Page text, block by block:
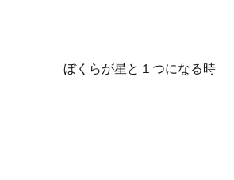
ぼくらが星と１つになる時